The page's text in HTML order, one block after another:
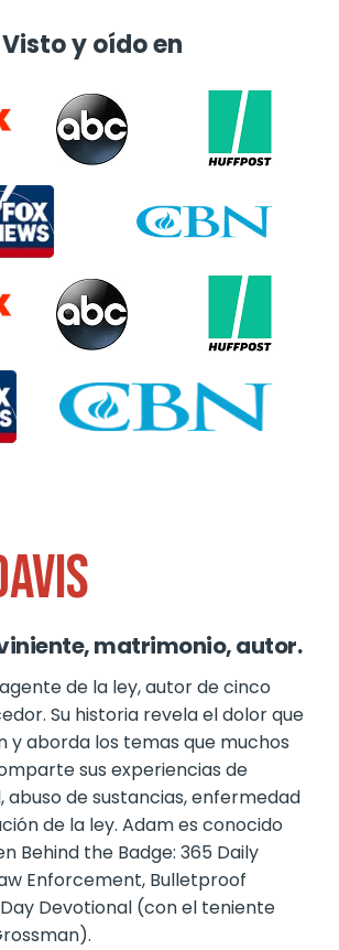
Visto y oído en
matrimonio, autor.
de la ley, autor de cinco
Su historia revela el dolor que
y aborda los temas que muchos
sus experiencias de
abuso de sustancias, enfermedad
de la ley. Adam es conocido
Behind the Badge: 365 Daily
Enforcement, Bulletproof
Devotional (con el teniente